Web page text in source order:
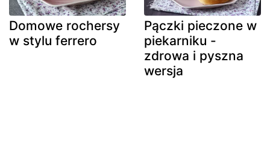
Domowe rochersy
w stylu ferrero
Pączki pieczone w
piekarniku -
zdrowa i pyszna
wersja